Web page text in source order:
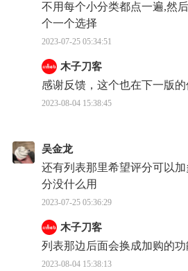
不用每个小分类都点一遍,然
个一个选择
2023-07-25 05:34:51
木子刀客
感谢反馈，这个也在下一版的
2023-08-04 15:38:45
吴金龙
还有列表那里希望评分可以
分没什么用
2023-07-25 05:36:29
木子刀客
列表那边后面会换成加购的功
2023-08-04 15:38:13